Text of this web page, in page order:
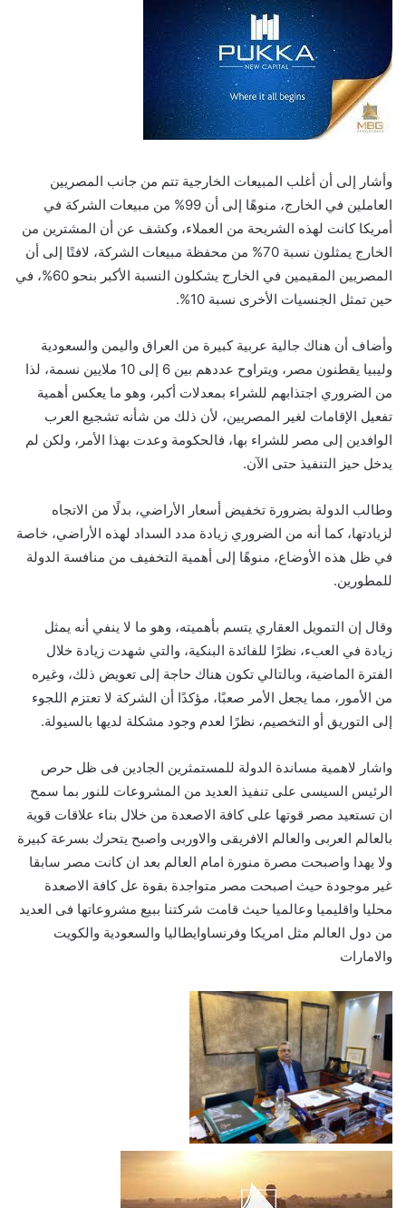
وأشار إلى أن أغلب المبيعات الخارجية تتم من جانب المصريين
العاملين في الخارج، منوهًا إلى أن 99% من مبيعات الشركة في
أمريكا كانت لهذه الشريحة من العملاء، وكشف عن أن المشترين من
الخارج يمثلون نسبة 70% من محفظة مبيعات الشركة، لافتًا إلى أن
المصريين المقيمين في الخارج يشكلون النسبة الأكبر بنحو 60%، في
حين تمثل الجنسيات الأخرى نسبة 10%.
وأضاف أن هناك جالية عربية كبيرة من العراق واليمن والسعودية
وليبيا يقطنون مصر، ويتراوح عددهم بين 6 إلى 10 ملايين نسمة، لذا
من الضروري اجتذابهم للشراء بمعدلات أكبر، وهو ما يعكس أهمية
تفعيل الإقامات لغير المصريين، لأن ذلك من شأنه تشجيع العرب
الوافدين إلى مصر للشراء بها، فالحكومة وعدت بهذا الأمر، ولكن لم
يدخل حيز التنفيذ حتى الآن.
وطالب الدولة بضرورة تخفيض أسعار الأراضي، بدلًا من الاتجاه
لزيادتها، كما أنه من الضروري زيادة مدد السداد لهذه الأراضي، خاصة
في ظل هذه الأوضاع، منوهًا إلى أهمية التخفيف من منافسة الدولة
للمطورين.
وقال إن التمويل العقاري يتسم بأهميته، وهو ما لا ينفي أنه يمثل
زيادة في العبء، نظرًا للفائدة البنكية، والتي شهدت زيادة خلال
الفترة الماضية، وبالتالي تكون هناك حاجة إلى تعويض ذلك، وغيره
من الأمور، مما يجعل الأمر صعبًا، مؤكدًا أن الشركة لا تعتزم اللجوء
إلى التوريق أو التخصيم، نظرًا لعدم وجود مشكلة لديها بالسيولة.
واشار لاهمية مساندة الدولة للمستمثرين الجادين فى ظل حرص
الرئيس السيسى على تنفيذ العديد من المشروعات للنور بما سمح
ان تستعيد مصر قوتها على كافة الاصعدة من خلال بناء علاقات قوية
بالعالم العربى والعالم الافريقى والاوربى واصبح يتحرك بسرعة كبيرة
ولا يهدا واصبحت مصرة منورة امام العالم بعد ان كانت مصر سابقا
غير موجودة حيث اصبحت مصر متواجدة بقوة عل كافة الاصعدة
محليا واقليميا وعالميا حيث قامت شركتنا ببيع مشروعاتها فى العديد
من دول العالم مثل امريكا وفرنساوايطاليا والسعودية والكويت
والامارات